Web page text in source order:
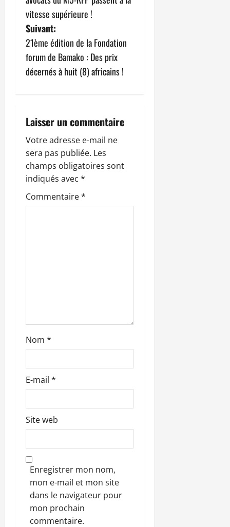
v
i
g
a
i
o
n
d
’
c
l
vitesse supérieure !
Suivant:
21ème édition de la Fondation
forum de Bamako : Des prix
décernés à huit (8) africains !
Laisser un commentaire
Votre adresse e-mail ne
sera pas publiée. Les
champs obligatoires sont
indiqués avec *
Commentaire*
Nom *
E-mail *
Site web
Enregistrer mon nom,
mon e-mail et mon site
dans le navigateur pour
mon prochain
commentaire.